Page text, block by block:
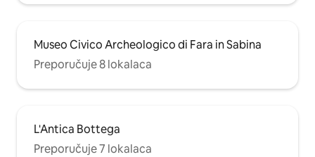
Museo Civico Archeologico di Fara in Sabina
Preporučuje 8 lokalaca
L'Antica Bottega
Preporučuje 7 lokalaca